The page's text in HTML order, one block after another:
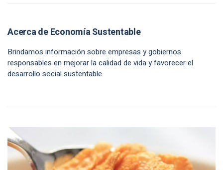
Acerca de Economía Sustentable
Brindamos información sobre empresas y gobiernos
responsables en mejorar la calidad de vida y favorecer el
desarrollo social sustentable.